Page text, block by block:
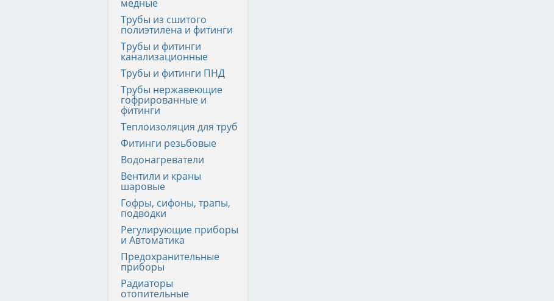
медные
Трубы из сшитого
полиэтилена и фитинги
Трубы и фитинги
канализационные
Трубы и фитинги ПНД
Трубы нержавеющие
гофрированные и
фитинги
Теплоизоляция для труб
Фитинги резьбовые
Водонагреватели
Вентили и краны
шаровые
Гофры, сифоны, трапы,
подводки
Регулирующие приборы
и Автоматика
Предохранительные
приборы
Радиаторы
отопительные